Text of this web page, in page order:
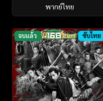
พากย์ไทย
จบแล้ว ซับไทย